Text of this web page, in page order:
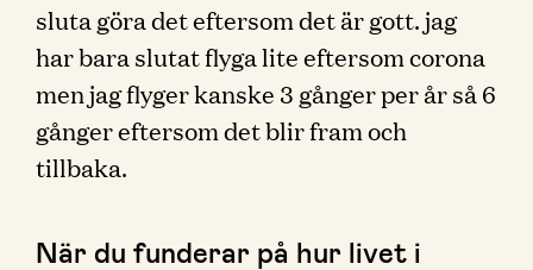
sluta göra det eftersom det är gott. jag
har bara slutat flyga lite eftersom corona
men jag flyger kanske 3 gånger per år så 6
gånger eftersom det blir fram och
tillbaka.
När du funderar på hur livet i